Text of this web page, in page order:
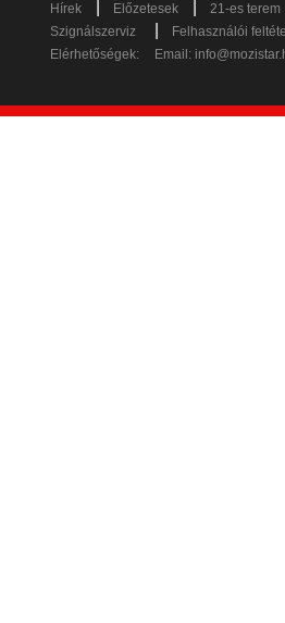
Hírek Előzetesek
21-es terem
Szignálszerviz
Felhasználói
Elérhetőségek:
Email: